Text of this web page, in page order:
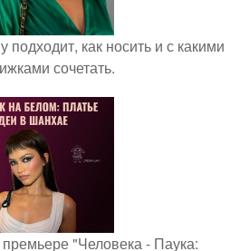
подходит, как носить и с какими
сочетать.
"Человека - Паука: